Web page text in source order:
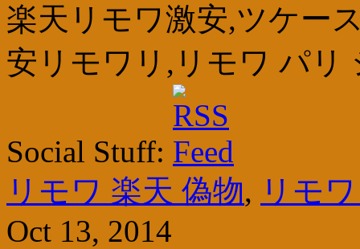
楽天リモワ激安,ツケー
安リモワリ,リモワ パリ
Social Stuff:
リモワ 楽天 偽物, リモ
Oct 13, 2014